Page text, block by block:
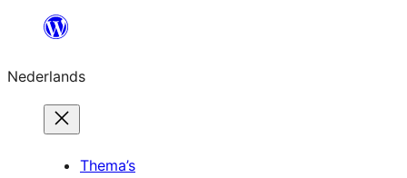
de
inhoud
Nederlands
Thema’s